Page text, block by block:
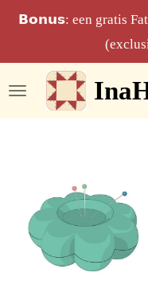
Ga
de
hoofdinhoud
𝗕𝗼𝗻𝘂𝘀: een gratis